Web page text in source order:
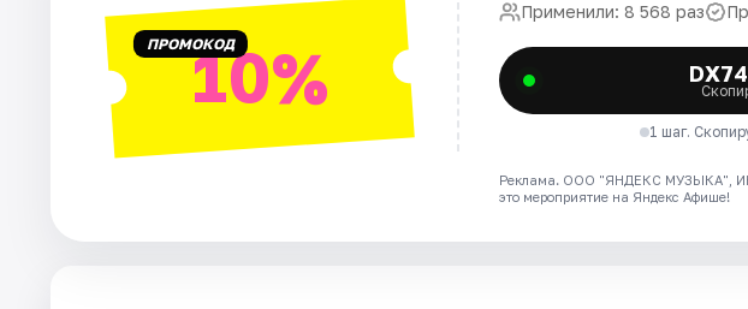
Рейтинги ПРОМОКОД10%
Применили: 8 568 раз
1 шаг.
Реклама. ООО "ЯНДЕКС МУЗЫКА",
это мероприятие на Яндекс Афише!